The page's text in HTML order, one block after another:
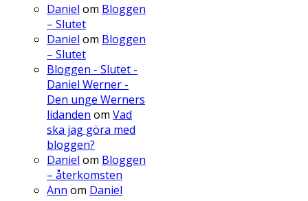
Daniel om Bloggen
– Slutet
Daniel om Bloggen
– Slutet
Bloggen - Slutet -
Daniel Werner -
Den unge Werners
lidanden om Vad
ska jag göra med
bloggen?
Daniel om Bloggen
– återkomsten
Ann om Daniel